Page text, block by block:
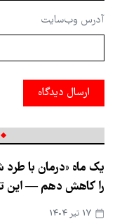
آدرس وب‌سایت
ارسال دیدگاه
یک ماه «درمان با طرد
را کاهش دهم — این